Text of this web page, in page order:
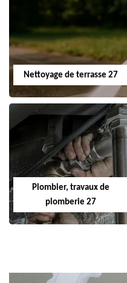
Nettoyage de terrasse 27
Plombier, travaux de
plomberie 27